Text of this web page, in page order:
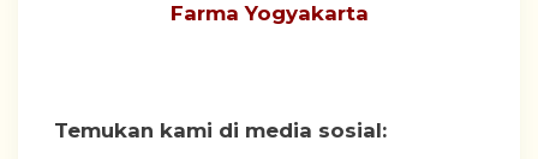
Farma Yogyakarta
Temukan kami di media sosial: